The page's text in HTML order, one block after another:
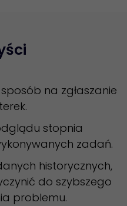
na zgłaszanie
stopnia
zadań.
historycznych,
do szybszego
problemu.